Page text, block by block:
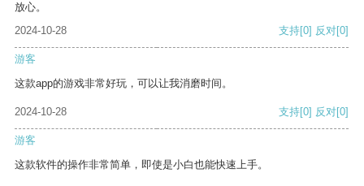
放心。
2024-10-28
支持[0] 反对[0]
游客
这款app的游戏非常好玩，可以让我消磨时间。
2024-10-28 支持[0] 反对[0]
游客
这款软件的操作非常简单，即使是小白也能快速上手。